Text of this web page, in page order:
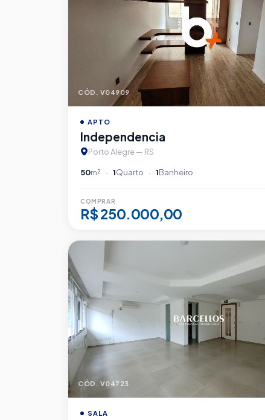
CÓD. V04909
APTO
Independencia
Porto Alegre — RS
50m² 1Quarto 1Banheiro
COMPRAR
R$ 250.000,00
CÓD. V04723
SALA